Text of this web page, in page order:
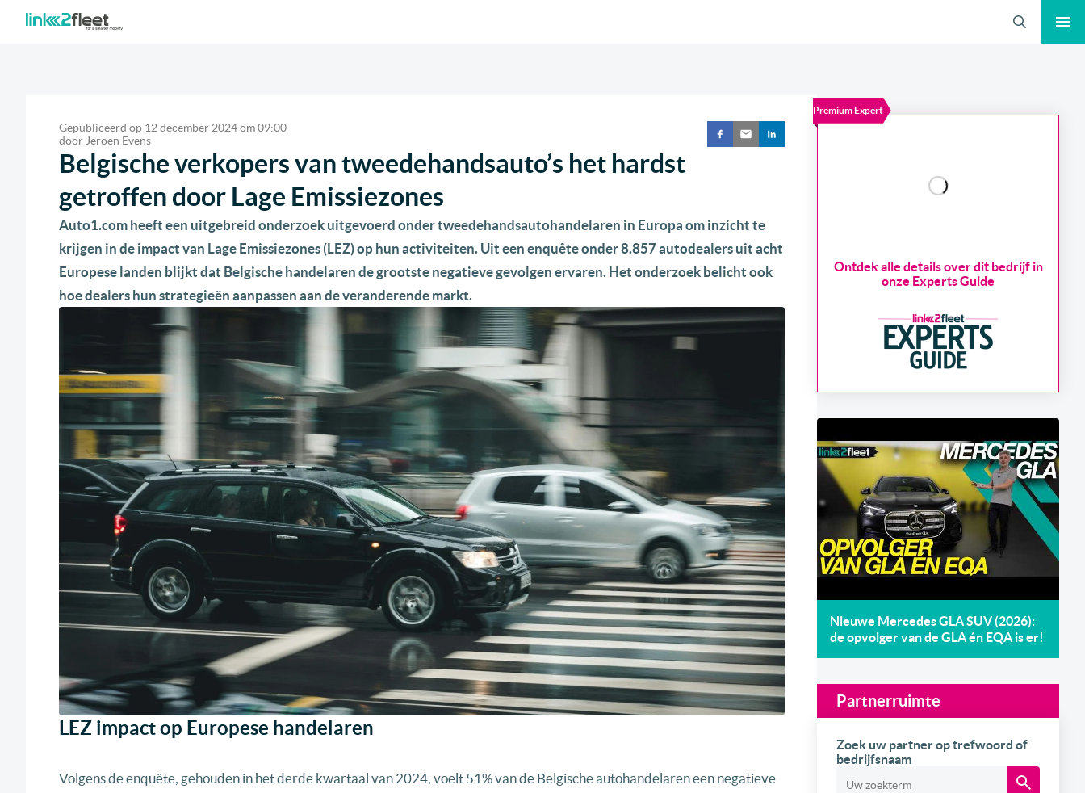
Gepubliceerd op 12 december 2024 om 09:00
door Jeroen Evens
Belgische verkopers van tweedehandsauto’s het hardst
getroffen door Lage Emissiezones
Auto1.com heeft een uitgebreid onderzoek uitgevoerd onder tweedehandsautohandelaren in Europa om inzicht te
krijgen in de impact van Lage Emissiezones (LEZ) op hun activiteiten. Uit een enquête onder 8.857 autodealers uit acht
Europese landen blijkt dat Belgische handelaren de grootste negatieve gevolgen ervaren. Het onderzoek belicht ook
hoe dealers hun strategieën aanpassen aan de veranderende markt.
LEZ impact op Europese handelaren
Volgens de enquête, gehouden in het derde kwartaal van 2024, voelt 51% van de Belgische autohandelaren een negatieve
Premium Expert
Ontdek alle details over dit bedrijf in
onze Experts Guide
Nieuwe Mercedes GLA SUV (2026):
de opvolger van de GLA én EQA is er!
Partnerruimte
Zoek uw partner op trefwoord of
bedrijfsnaam